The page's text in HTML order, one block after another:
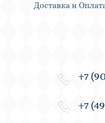
Доставка и
+7
+7